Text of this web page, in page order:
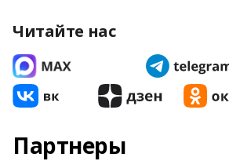
Читайте нас
Партнеры